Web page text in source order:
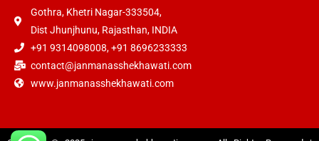
Gothra, Khetri Nagar-333504,
Dist Jhunjhunu, Rajasthan, INDIA
+91 9314098008, +91 8696233333
contact@janmanasshekhawati.com
www.janmanasshekhawati.com